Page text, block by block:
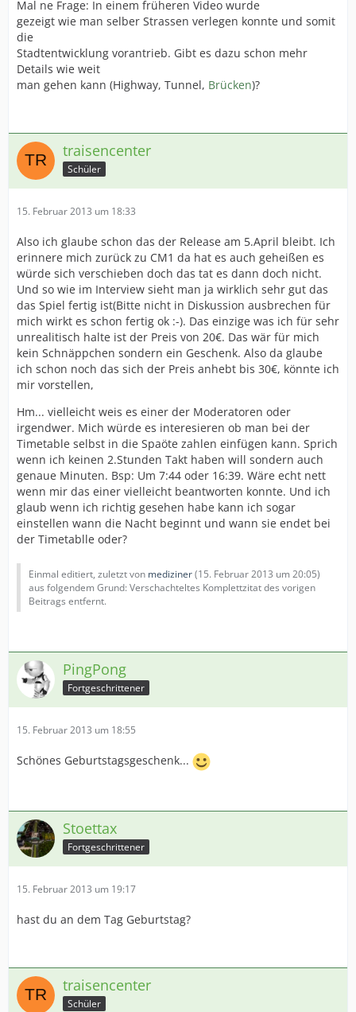
Mal ne Frage: In einem früheren Video wurde
gezeigt wie man selber Strassen verlegen konnte und somit
die
Stadtentwicklung vorantrieb. Gibt es dazu schon mehr
Details wie weit
man gehen kann (Highway, Tunnel, Brücken)?
traisencenter
Schüler
15. Februar 2013 um 18:33
Also ich glaube schon das der Release am 5.April bleibt. Ich
erinnere mich zurück zu CM1 da hat es auch geheißen es
würde sich verschieben doch das tat es dann doch nicht.
Und so wie im Interview sieht man ja wirklich sehr gut das
das Spiel fertig ist(Bitte nicht in Diskussion ausbrechen für
mich wirkt es schon fertig ok :-). Das einzige was ich für sehr
unrealitisch halte ist der Preis von 20€. Das wär für mich
kein Schnäppchen sondern ein Geschenk. Also da glaube
ich schon noch das sich der Preis anhebt bis 30€, könnte ich
mir vorstellen,
Hm... vielleicht weis es einer der Moderatoren oder
irgendwer. Mich würde es interesieren ob man bei der
Timetable selbst in die Spaöte zahlen einfügen kann. Sprich
wenn ich keinen 2.Stunden Takt haben will sondern auch
genaue Minuten. Bsp: Um 7:44 oder 16:39. Wäre echt nett
wenn mir das einer vielleicht beantworten konnte. Und ich
glaub wenn ich richtig gesehen habe kann ich sogar
einstellen wann die Nacht beginnt und wann sie endet bei
der Timetablle oder?
Einmal editiert, zuletzt von mediziner(15. Februar 2013 um 20:05)
aus folgendem Grund: Verschachteltes Komplettzitat des vorigen
Beitrags entfernt.
PingPong
Fortgeschrittener
15. Februar 2013 um 18:55
Schönes Geburtstagsgeschenk...
Stoettax
Fortgeschrittener
15. Februar 2013 um 19:17
hast du an dem Tag Geburtstag?
traisencenter
Schüler